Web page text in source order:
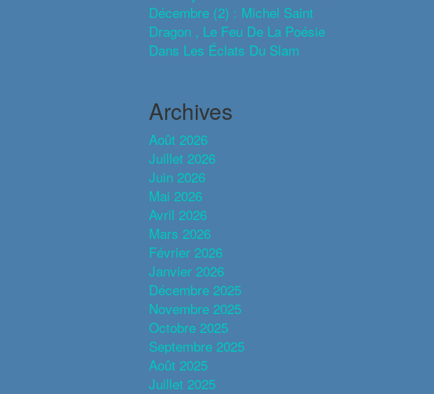
Décembre (2) : Michel Saint
Dragon , Le Feu De La Poésie
Dans Les Éclats Du Slam
Archives
Août 2026
Juillet 2026
Juin 2026
Mai 2026
Avril 2026
Mars 2026
Février 2026
Janvier 2026
Décembre 2025
Novembre 2025
Octobre 2025
Septembre 2025
Août 2025
Juillet 2025